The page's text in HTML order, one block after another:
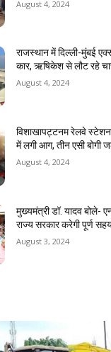
August 4, 2024
राजस्‍थान में दिल्ली-मुंबई
कार, ऋषिकेश से लौट रहे
August 4, 2024
विशाखापट्टनम रेलवे स्टेशन
में लगी आग, तीन एसी बोगी
August 4, 2024
मुख्यमंत्री डॉ. यादव बोले-
राज्य सरकार करेगी पूर्ण
August 3, 2024